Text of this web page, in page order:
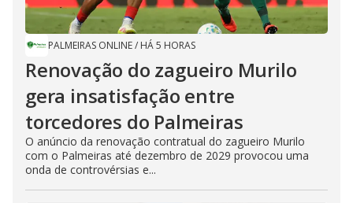
PALMEIRAS ONLINE/ HÁ 5 HORAS
Renovação do zagueiro Murilo
gera insatisfação entre
torcedores do Palmeiras
O anúncio da renovação contratual do zagueiro Murilo
com o Palmeiras até dezembro de 2029 provocou uma
onda de controvérsias e...